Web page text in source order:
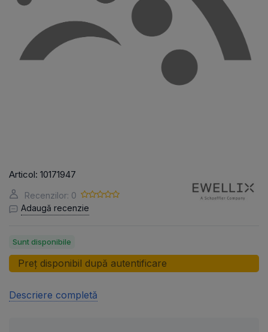
Articol: 10171947
Recenzilor: 0
Adaugă recenzie
Sunt disponibile
Preț disponibil după autentificare
Descriere completă